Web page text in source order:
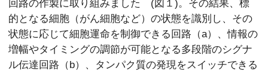
回路の作製に取り組みました (図１)。その結果、標
的となる細胞（がん細胞など）の状態を識別し、その
状態に応じて細胞運命を制御できる回路（a）、情報の
増幅やタイミングの調節が可能となる多段階のシグナ
ル伝達回路（b）、タンパク質の発現をスイッチできる